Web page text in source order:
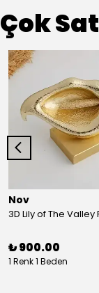
Çok
Nov
₺ 900.00
1 Renk 1 Beden